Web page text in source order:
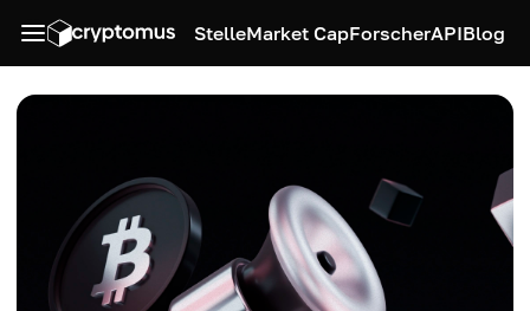
StelleMarket CapForscherAPIBlog